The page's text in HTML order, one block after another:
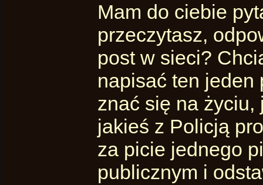
Mam do ciebie
przeczytasz,
post w sieci?
napisać ten jeden
znać się na życiu,
jakieś z Policją
za picie jednego
publicznym i